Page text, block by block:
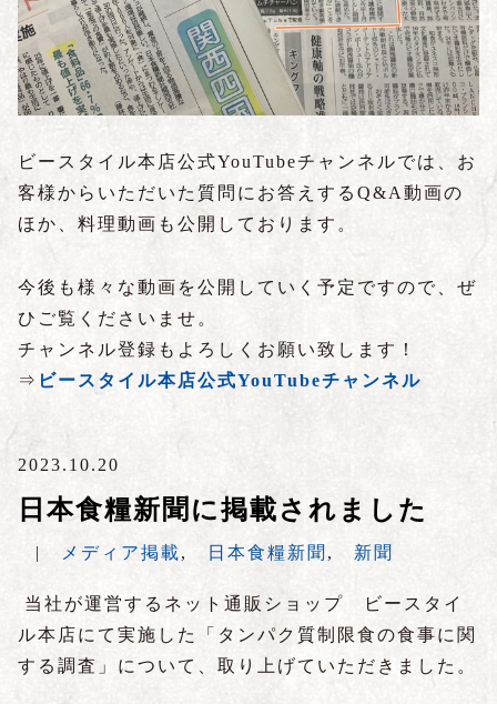
ビースタイル本店公式YouTubeチャンネルでは、お
客様からいただいた質問にお答えするQ&A動画の
ほか、料理動画も公開しております。
今後も様々な動画を公開していく予定ですので、ぜ
ひご覧くださいませ。
チャンネル登録もよろしくお願い致します！
⇒ ビースタイル本店公式YouTubeチャンネル
2023.10.20
日本食糧新聞に掲載されました
| メディア掲載, 日本食糧新聞 , 新聞
当社が運営するネット通販ショップ ビースタイ
ル本店にて実施した「タンパク質制限食の食事に関
する調査」について、取り上げていただきました。